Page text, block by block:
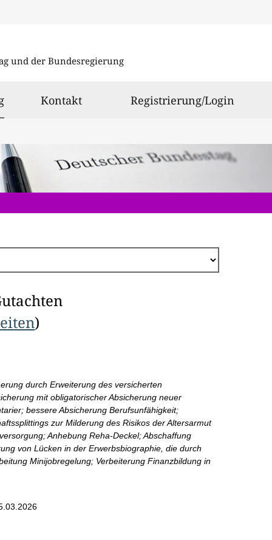
und der Bundesregierung
ausgewählt
Kontakt Registrierung/Login
)
durch Erweiterung des versicherten
mit obligatorischer Absicherung neuer
bessere Absicherung Berufsunfähigkeit;
zur Milderung des Risikos der Altersarmut
Anhebung Reha-Deckel; Abschaffung
von Lücken in der Erwerbsbiographie, die durch
Minijobregelung; Verbeiterung Finanzbildung in